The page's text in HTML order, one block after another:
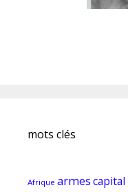
mots clés
Afrique armescapital